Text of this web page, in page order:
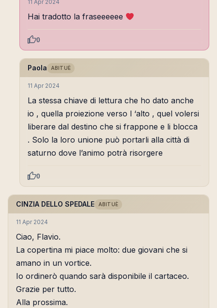
11 Apr 2024
Hai tradotto la fraseeeeee
0
Paola ABITUÈ
11 Apr 2024
La stessa chiave di lettura che ho dato anche
io , quella proiezione verso l ‘alto , quel volersi
liberare dal destino che si frappone e li blocca
. Solo la loro unione può portarli alla città di
saturno dove l’animo potrà risorgere
0
CINZIA DELLO SPEDALE ABITUÈ
11 Apr 2024
Ciao, Flavio.
La copertina mi piace molto: due giovani che si
amano in un vortice.
Io ordinerò quando sarà disponibile il cartaceo.
Grazie per tutto.
Alla prossima.